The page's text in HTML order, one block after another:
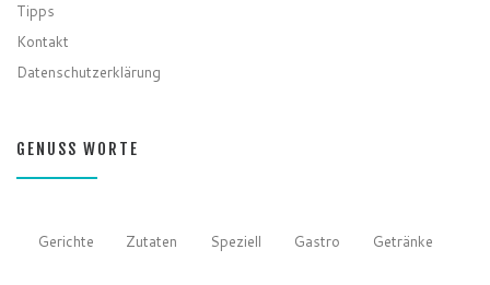
Tipps
Kontakt
Datenschutzerklärung
GENUSS WORTE
Gerichte Zutaten Speziell Gastro Getränke